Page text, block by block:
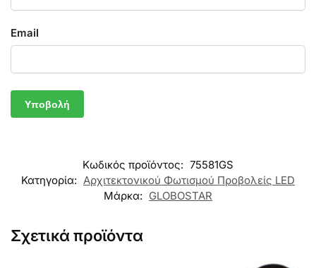
Email
Κωδικός προϊόντος: 75581GS
Κατηγορία: Αρχιτεκτονικού Φωτισμού Προβολείς LED
Μάρκα: GLOBOSTAR
Σχετικά προϊόντα